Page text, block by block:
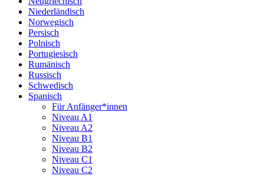
Niederländisch
Norwegisch
Persisch
Polnisch
Portugiesisch
Rumänisch
Russisch
Schwedisch
Spanisch
Für Anfänger*innen
Niveau A1
Niveau A2
Niveau B1
Niveau B2
Niveau C1
Niveau C2